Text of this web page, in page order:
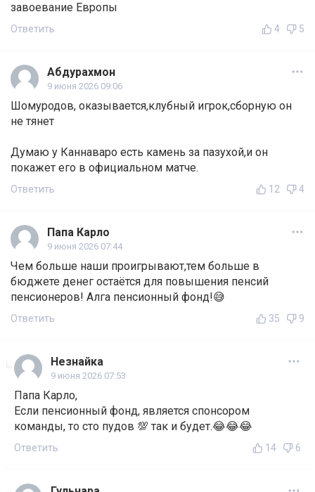
завоевание Европы
Ответить 4 5
Абдурахмон
9 июня 2026 09:06
Шомуродов, оказывается,клубный игрок,сборную он
не тянет
Думаю у Каннаваро есть камень за пазухой,и он
покажет его в официальном матче.
Ответить 12 4
Папа Карло
9 июня 2026 07:44
Чем больше наши проигрывают,тем больше в
бюджете денег остаётся для повышения пенсий
пенсионеров! Алга пенсионный фонд!😅
Ответить 35 9
Незнайка
9 июня 2026 07:53
Папа Карло,
Если пенсионный фонд, является спонсором
команды, то сто пудов 💯 так и будет.😂😂😂
Ответить 14 6